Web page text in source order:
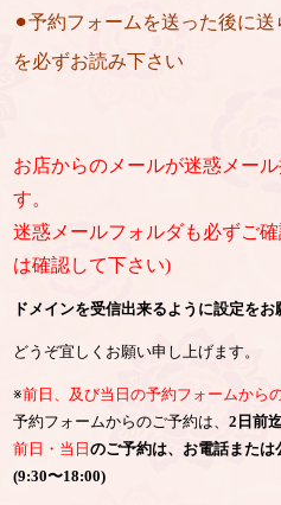
⚫︎予約フォームを送った後に
を必ずお読み下さい
お店からのメールが迷惑メー
す。
迷惑メールフォルダも必ずご
は確認して下さい)
ドメインを受信出来るように設定を
どうぞ宜しくお願い申し上げます。
※前日、及び当日の予約フォームから
予約フォームからのご予約は、2日前
前日・当日のご予約は、お電話または
(9:30〜18:00)